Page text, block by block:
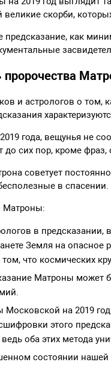
великие скорби,
как
и астрологов о
года, вещунья не
до сих пор, кроме
советует
в спасении.
Матроны:
в предсказании,
Земля на опасное
что космических
Матроны
Московской на 2019
этого
оба этих метода
состоянии